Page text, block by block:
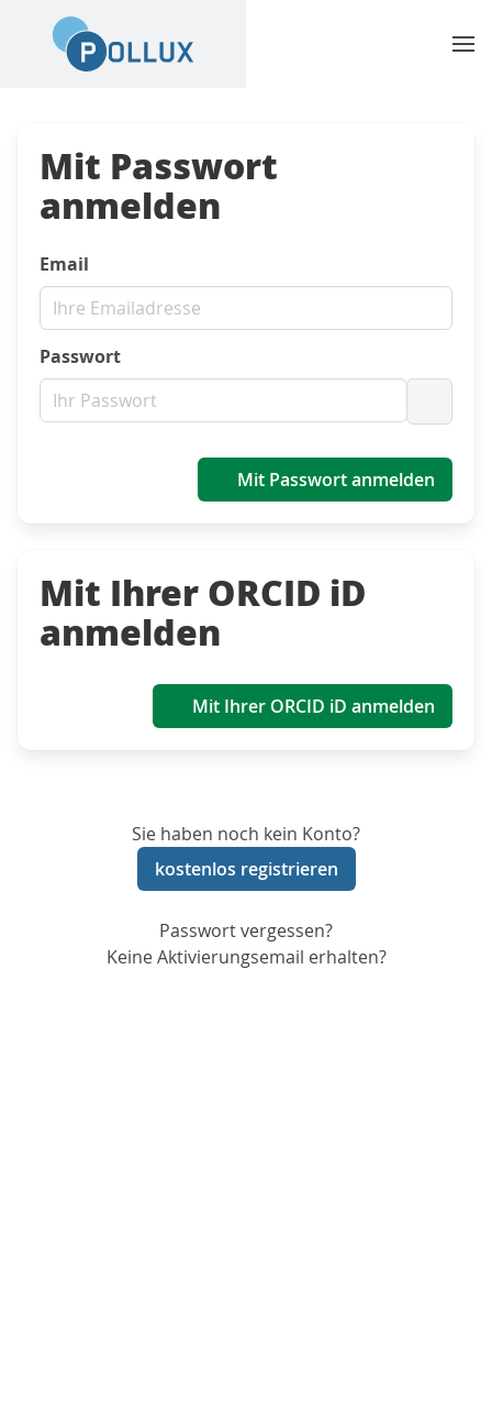
Mit Passwort
anmelden
Email
Passwort
Mit Passwort anmelden
Mit Ihrer ORCID iD
anmelden
Mit Ihrer ORCID iD anmelden
Sie haben noch kein Konto?
kostenlos registrieren
Passwort vergessen?
Keine Aktivierungsemail erhalten?